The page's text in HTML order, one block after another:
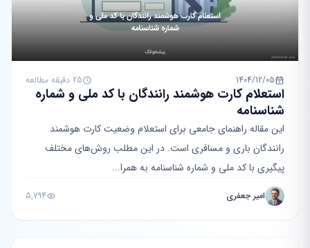
1404/12/05 25 دقیقه مطالعه
استعلام کارت هوشمند رانندگان با کد ملی و شماره
شناسنامه
این مقاله راهنمای جامعی برای استعلام وضعیت کارت هوشمند
رانندگان باری و مسافری است. در این مطلب روش‌های مختلف
پیگیری با کد ملی و شماره شناسنامه به همرا...
امیر جعفری 5,794